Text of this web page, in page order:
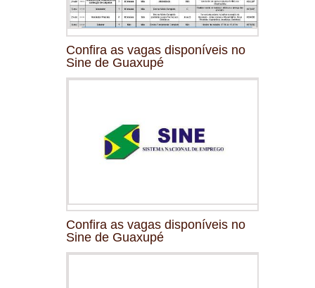
Confira as vagas disponíveis no
Sine de Guaxupé
Confira as vagas disponíveis no
Sine de Guaxupé